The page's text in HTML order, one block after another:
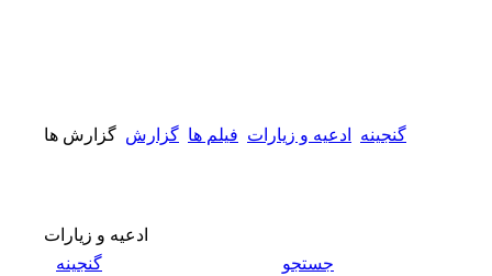
گنجینه ادعیه و زیارات فيلم ها گزارش گزارش ها
ادعیه و زیارات
گنجینه
جستجو